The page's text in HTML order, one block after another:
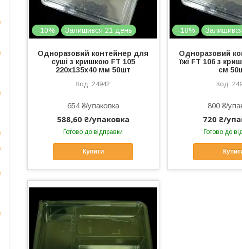
–10% Залишився 21 день
Одноразовий контейнер для
суші з кришкою FT 105
220х135х40 мм 50шт
24942
654 ₴/упаковка
588,60 ₴/упаковка
Готово до відправки
Купити
–10%
Одноразовий
їжі FT 106 з
см
800 ₴/
720 ₴/
Готово до